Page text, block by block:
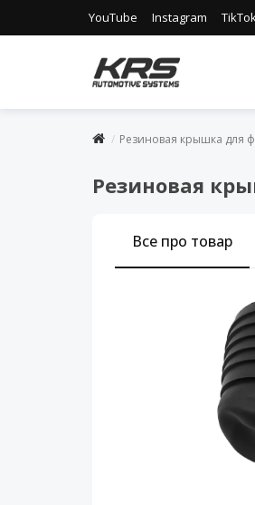
YouTube Instagram
Резиновая крышка для
Резиновая
Все про товар